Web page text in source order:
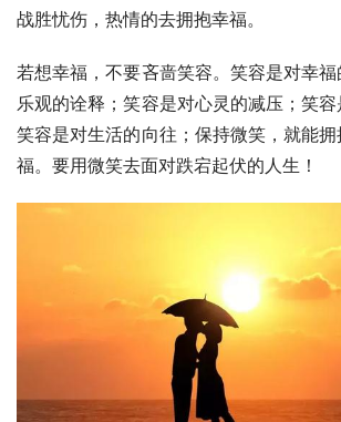
战胜忧伤，热情的去拥抱幸福。
若想幸福，不要吝啬笑容。笑容是对幸
乐观的诠释；笑容是对心灵的减压；笑容
笑容是对生活的向往；保持微笑，就能
福。要用微笑去面对跌宕起伏的人生！